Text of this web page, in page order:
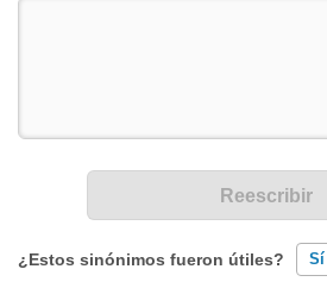
¿Estos sinónimos fueron útiles? Sí